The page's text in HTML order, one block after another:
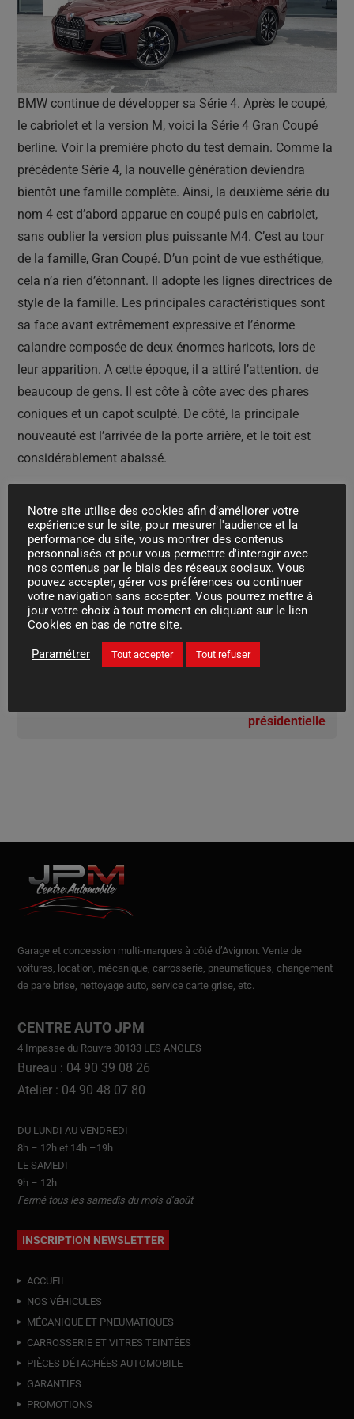
BMW continue de développer sa Série 4. Après le coupé,
le cabriolet et la version M, voici la Série 4 Gran Coupé
berline. Voir la première photo du test demain. Comme la
précédente Série 4, la nouvelle génération deviendra
bientôt une famille complète. Ainsi, la deuxième série du
nom 4 est d’abord apparue en coupé puis en cabriolet,
sans oublier la version plus puissante M4. C’est au tour
de la famille, Gran Coupé. D’un point de vue esthétique,
cela n’a rien d’étonnant. Il adopte les lignes directrices de
style de la famille. Les principales caractéristiques sont
sa face avant extrêmement expressive et l’énorme
calandre composée de deux énormes haricots, lors de
leur apparition. A cette époque, il a attiré l’attention. de
beaucoup de gens. Il est côte à côte avec des phares
coniques et un capot sculpté. De côté, la principale
nouveauté est l’arrivée de la porte arrière, et le toit est
considérablement abaissé.
coupe-rendez-vous-mardi-3-novembre-pour-les-premieres-
images-de-l-essai-192877.htm
Posté dansActualités
Dacia Duster II : le temps des bonnes affaires en
occasion est-il venu ?
présidentielle
Garage et concession multi-marques à côté d’Avignon. Vente de
voitures, location, mécanique, carrosserie, pneumatiques, changement
de pare brise, nettoyage auto, service carte grise, etc.
CENTRE AUTO JPM
4 Impasse du Rouvre 30133 LES ANGLES
Bureau : 04 90 39 08 26
Atelier : 04 90 48 07 80
DU LUNDI AU VENDREDI
8h – 12h et 14h –19h
LE SAMEDI
9h – 12h
Fermé tous les samedis du mois d’août
INSCRIPTION NEWSLETTER
ACCUEIL
NOS VÉHICULES
MÉCANIQUE ET PNEUMATIQUES
CARROSSERIE ET VITRES TEINTÉES
PIÈCES DÉTACHÉES AUTOMOBILE
GARANTIES
PROMOTIONS
Notre site utilise des cookies afin d’améliorer votre
expérience sur le site, pour mesurer l'audience et la
performance du site, vous montrer des contenus
personnalisés et pour vous permettre d'interagir avec
nos contenus par le biais des réseaux sociaux. Vous
pouvez accepter, gérer vos préférences ou continuer
votre navigation sans accepter. Vous pourrez mettre à
jour votre choix à tout moment en cliquant sur le lien
Cookies en bas de notre site.
Paramétrer Tout accepter Tout refuser